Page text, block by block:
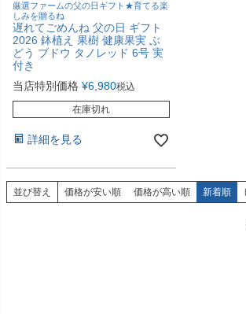
厳選ファームの父の日ギフト★育てる楽
しみを贈るね
遅れてごめんね 父の日 ギフト
2026 鉢植え 果樹 健康果実 ぶ
どう ブドウ タノレッド 6号 実
付き
当店特別価格 ¥6,980税込
在庫切れ
詳細を見る
並び替え 価格が安い順 価格が高い順 新着順